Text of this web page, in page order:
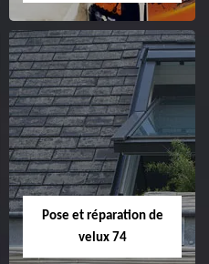
Pose et réparation de
velux 74